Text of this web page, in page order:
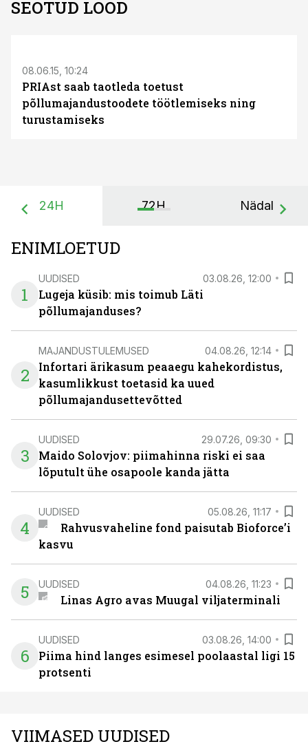
SEOTUD LOOD
08.06.15, 10:24
PRIAst saab taotleda toetust
põllumajandustoodete töötlemiseks ning
turustamiseks
24H 72H Nädal
ENIMLOETUD
1
UUDISED 03.08.26, 12:00
Lugeja küsib: mis toimub Läti
põllumajanduses?
2
MAJANDUSTULEMUSED 04.08.26, 12:14
Infortari ärikasum peaaegu kahekordistus,
kasumlikkust toetasid ka uued
põllumajandusettevõtted
3
UUDISED 29.07.26, 09:30
Maido Solovjov: piimahinna riski ei saa
lõputult ühe osapoole kanda jätta
4
UUDISED 05.08.26, 11:17
Rahvusvaheline fond paisutab Bioforce’i
kasvu
5 UUDISED 04.08.26, 11:23
Linas Agro avas Muugal viljaterminali
6
UUDISED 03.08.26, 14:00
Piima hind langes esimesel poolaastal ligi 15
protsenti
VIIMASED UUDISED